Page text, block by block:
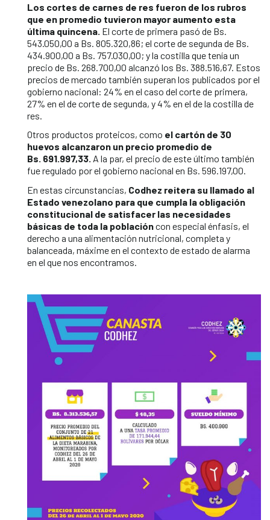
Los cortes de carnes de res fueron de los rubros
que en promedio tuvieron mayor aumento esta
última quincena. El corte de primera pasó de Bs.
543.050,00 a Bs. 805.320,86; el corte de segunda de Bs.
434.900,00 a Bs. 757.030,00; y la costilla que tenía un
precio de Bs. 268.700,00 alcanzó los Bs. 388.516,67. Estos
precios de mercado también superan los publicados por el
gobierno nacional: 24% en el caso del corte de primera,
27% en el de corte de segunda, y 4% en el de la costilla de
res.
Otros productos proteicos, como el cartón de 30
huevos alcanzaron un precio promedio de
Bs. 691.997,33. A la par, el precio de este último también
fue regulado por el gobierno nacional en Bs. 596.197,00.
En estas circunstancias, Codhez reitera su llamado al
Estado venezolano para que cumpla la obligación
constitucional de satisfacer las necesidades
básicas de toda la poblacióncon especial énfasis, el
derecho a una alimentación nutricional, completa y
balanceada, máxime en el contexto de estado de alarma
en el que nos encontramos.